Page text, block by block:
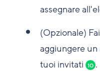
assegnare
(Opzionale)
aggiungere un
tuoi invitati 10 .